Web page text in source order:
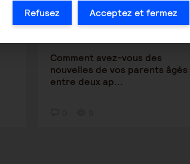
GuillaumeHF
Comment avez-vous des
nouvelles de vos parents âgés
entre deux ap...
Refusez Acceptez et fermez